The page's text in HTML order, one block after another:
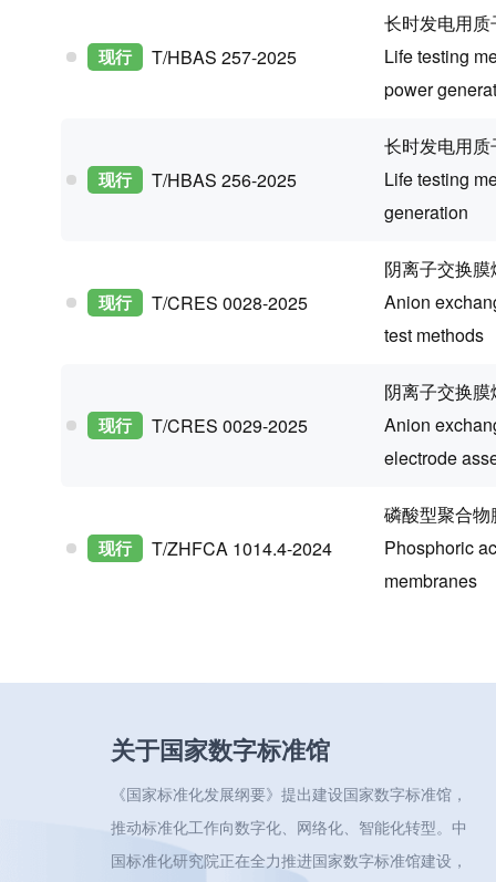
现行 T/HBAS 257-2025
长时发电用
Life testing
power
现行 T/HBAS 256-2025
长时发电用
Life testing
generation
现行 T/CRES 0028-2025
阴离子交换
Anion
test methods
现行 T/CRES 0029-2025
阴离子交换
Anion
electrode
现行 T/ZHFCA 1014.4-2024
磷酸型聚合
Phosphoric
membranes
关于国家数字标准馆
《国家标准化发展纲要》提出建设国家数字标准馆，
推动标准化工作向数字化、网络化、智能化转型。中
国标准化研究院正在全力推进国家数字标准馆建设，